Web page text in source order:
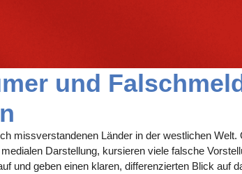
und
missverstandenen Länder in der westlichen
Darstellung, kursieren viele falsche
und geben einen klaren, differenzierten Blick auf